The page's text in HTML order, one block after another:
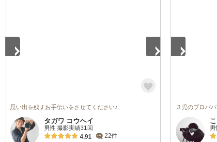
思い出を残すお手伝いをさせてください♪
タガワ コウヘイ
男性 撮影実績31回
4.91
22件
３児のプロパ